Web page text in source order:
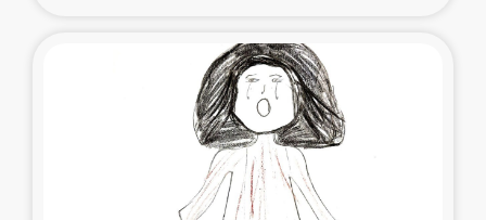
仮設住宅生活支援・農業復興支援
漁業復興支援
インターン・ボランティア日誌